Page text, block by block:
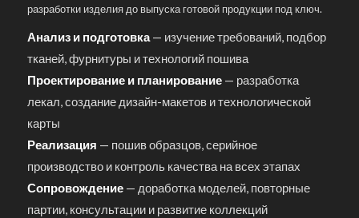
разработки изделия до выпуска готовой продукции под ключ.
Анализ и подготовка— изучение требований, подбор
тканей, фурнитуры и технологий пошива
Проектирование и планирование— разработка
лекал, создание дизайн-макетов и технологической
карты
Реализация — пошив образцов, серийное
производство и контроль качества на всех этапах
Сопровождение— доработка моделей, повторные
партии, консультации и развитие коллекций